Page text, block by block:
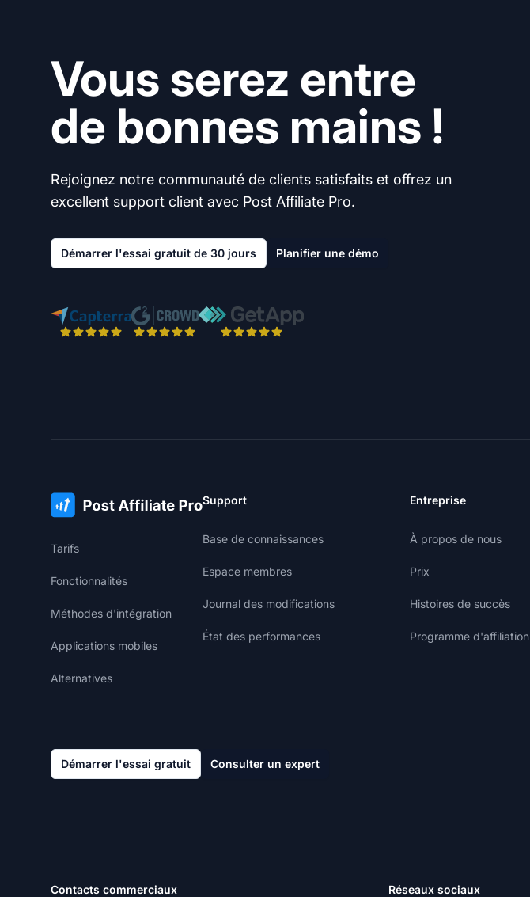
Vous serez entre
de bonnes mains !
Rejoignez notre communauté de clients satisfaits et offrez un
excellent support client avec Post Affiliate Pro.
Démarrer l'essai gratuit de 30 jours Planifier une démo
Tarifs
Fonctionnalités
Méthodes d'intégration
Applications mobiles
Alternatives
Support
Base de connaissances
Espace membres
Journal des modifications
État des performances
Entreprise
À propos de nous
Prix
Histoires de succès
Programme d'affiliation
Démarrer l'essai gratuit Consulter un expert
Contacts commerciaux Réseaux sociaux